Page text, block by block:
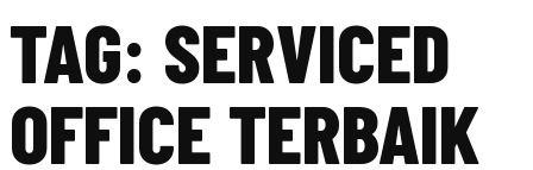
TAG: SERVICED
OFFICE TERBAIK